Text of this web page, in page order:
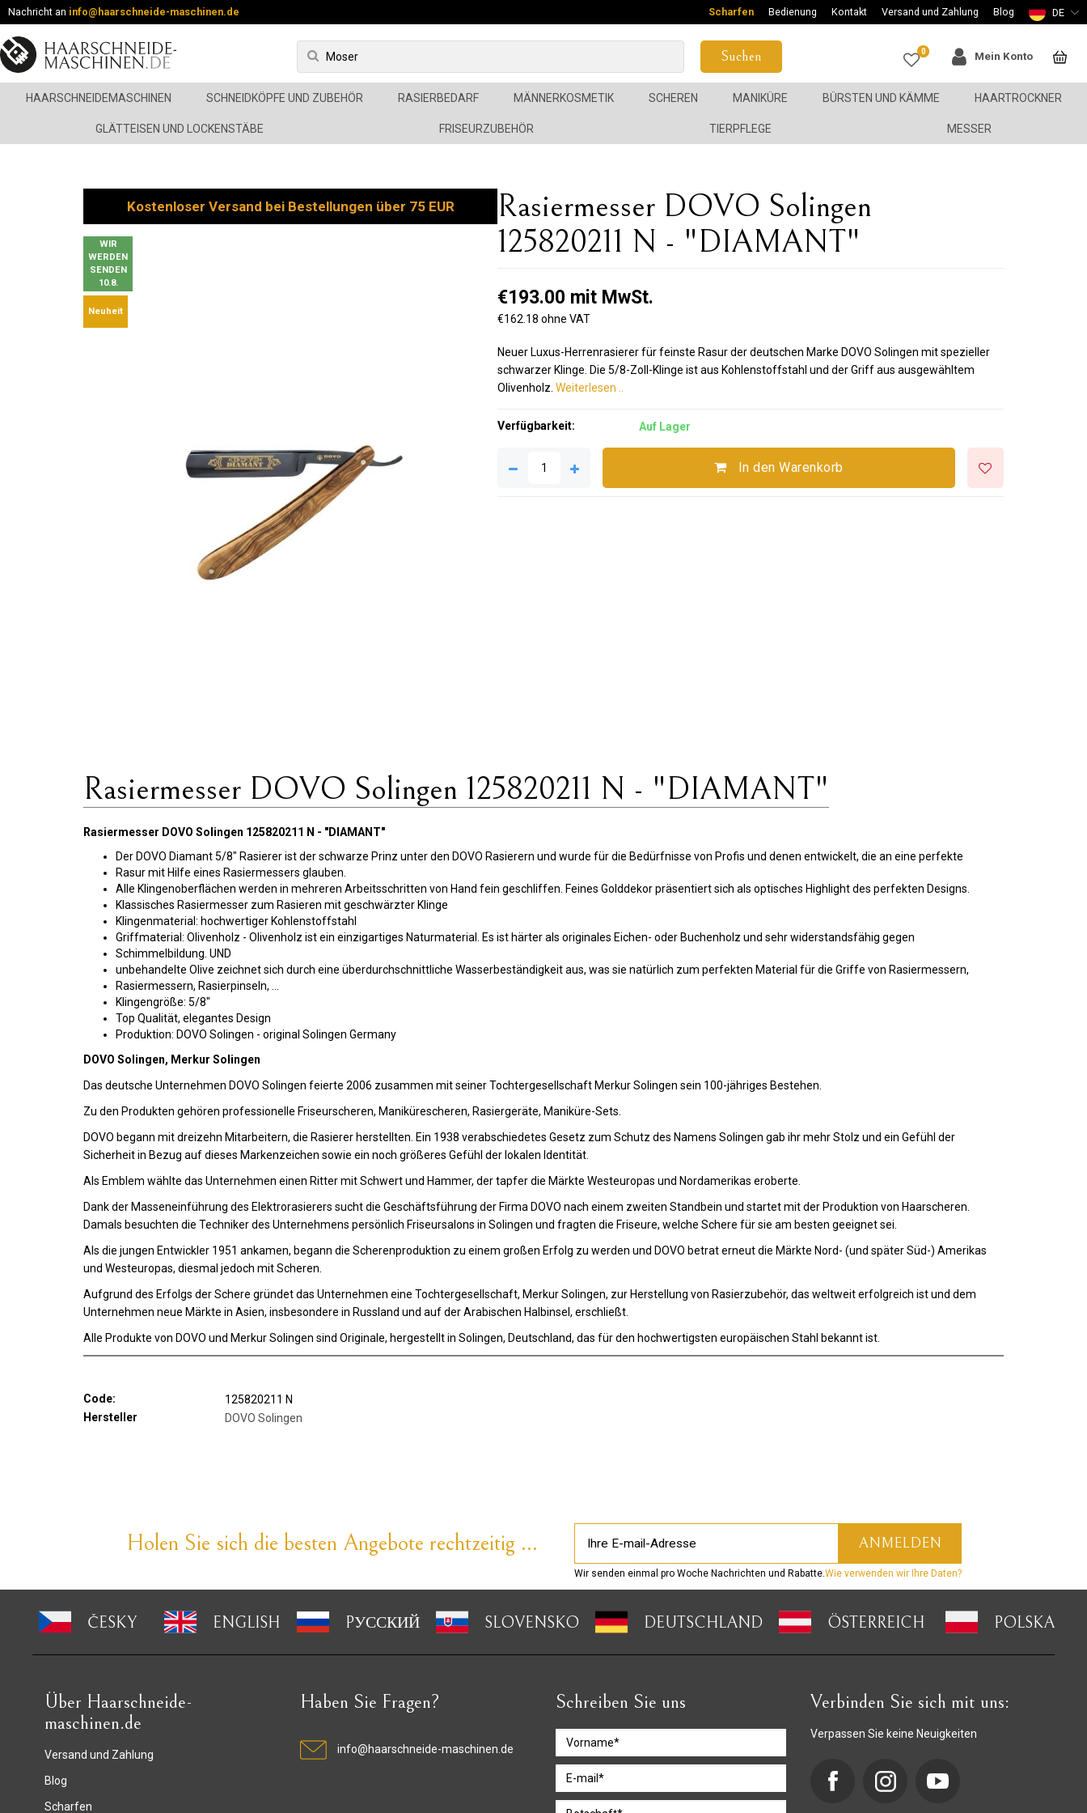
Nachricht an info@haarschneide-maschinen.de Scharfen Bedienung Kontakt Versand und Zahlung Blog DE
Suchen 0 Mein Konto
HAARSCHNEIDEMASCHINEN SCHNEIDKÖPFE UND ZUBEHÖR RASIERBEDARF MÄNNERKOSMETIK SCHEREN MANIKÜRE BÜRSTEN UND KÄMME HAARTROCKNER
GLÄTTEISEN UND LOCKENSTÄBE FRISEURZUBEHÖR TIERPFLEGE MESSER
Kostenloser Versand bei Bestellungen über 75 EUR
WIR
WERDEN
SENDEN
10.8.
Neuheit
Rasiermesser DOVO Solingen
125820211 N - "DIAMANT"
€193.00 mit MwSt.
€162.18 ohne VAT
Neuer Luxus-Herrenrasierer für feinste Rasur der deutschen Marke DOVO Solingen mit spezieller
schwarzer Klinge. Die 5/8-Zoll-Klinge ist aus Kohlenstoffstahl und der Griff aus ausgewähltem
Olivenholz. Weiterlesen ..
Verfügbarkeit: Auf Lager
In den Warenkorb
Rasiermesser DOVO Solingen 125820211 N - "DIAMANT"
Rasiermesser DOVO Solingen 125820211 N - "DIAMANT"
Der DOVO Diamant 5/8" Rasierer ist der schwarze Prinz unter den DOVO Rasierern und wurde für die Bedürfnisse von Profis und denen entwickelt, die an eine perfekte
Rasur mit Hilfe eines Rasiermessers glauben.
Alle Klingenoberflächen werden in mehreren Arbeitsschritten von Hand fein geschliffen. Feines Golddekor präsentiert sich als optisches Highlight des perfekten Designs.
Klassisches Rasiermesser zum Rasieren mit geschwärzter Klinge
Klingenmaterial: hochwertiger Kohlenstoffstahl
Griffmaterial: Olivenholz - Olivenholz ist ein einzigartiges Naturmaterial. Es ist härter als originales Eichen- oder Buchenholz und sehr widerstandsfähig gegen
Schimmelbildung. UND
unbehandelte Olive zeichnet sich durch eine überdurchschnittliche Wasserbeständigkeit aus, was sie natürlich zum perfekten Material für die Griffe von Rasiermessern,
Rasiermessern, Rasierpinseln, ...
Klingengröße: 5/8"
Top Qualität, elegantes Design
Produktion: DOVO Solingen - original Solingen Germany
DOVO Solingen, Merkur Solingen
Das deutsche Unternehmen DOVO Solingen feierte 2006 zusammen mit seiner Tochtergesellschaft Merkur Solingen sein 100-jähriges Bestehen.
Zu den Produkten gehören professionelle Friseurscheren, Manikürescheren, Rasiergeräte, Maniküre-Sets.
DOVO begann mit dreizehn Mitarbeitern, die Rasierer herstellten. Ein 1938 verabschiedetes Gesetz zum Schutz des Namens Solingen gab ihr mehr Stolz und ein Gefühl der
Sicherheit in Bezug auf dieses Markenzeichen sowie ein noch größeres Gefühl der lokalen Identität.
Als Emblem wählte das Unternehmen einen Ritter mit Schwert und Hammer, der tapfer die Märkte Westeuropas und Nordamerikas eroberte.
Dank der Masseneinführung des Elektrorasierers sucht die Geschäftsführung der Firma DOVO nach einem zweiten Standbein und startet mit der Produktion von Haarscheren.
Damals besuchten die Techniker des Unternehmens persönlich Friseursalons in Solingen und fragten die Friseure, welche Schere für sie am besten geeignet sei.
Als die jungen Entwickler 1951 ankamen, begann die Scherenproduktion zu einem großen Erfolg zu werden und DOVO betrat erneut die Märkte Nord- (und später Süd-) Amerikas
und Westeuropas, diesmal jedoch mit Scheren.
Aufgrund des Erfolgs der Schere gründet das Unternehmen eine Tochtergesellschaft, Merkur Solingen, zur Herstellung von Rasierzubehör, das weltweit erfolgreich ist und dem
Unternehmen neue Märkte in Asien, insbesondere in Russland und auf der Arabischen Halbinsel, erschließt.
Alle Produkte von DOVO und Merkur Solingen sind Originale, hergestellt in Solingen, Deutschland, das für den hochwertigsten europäischen Stahl bekannt ist.
Code:
125820211 N
Hersteller
DOVO Solingen
Holen Sie sich die besten Angebote rechtzeitig ...
Wir senden einmal pro Woche Nachrichten und Rabatte.Wie verwenden wir Ihre Daten?
ČESKY ENGLISH PУССКИЙ SLOVENSKO DEUTSCHLAND ÖSTERREICH POLSKA
Über Haarschneide-
maschinen.de
Versand und Zahlung
Blog
Scharfen
Haben Sie Fragen?
info@haarschneide-maschinen.de
Schreiben Sie uns Verbinden Sie sich mit uns:
Verpassen Sie keine Neuigkeiten